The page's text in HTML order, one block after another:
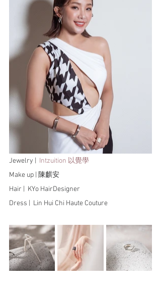
Jewelry | Intzuition 以覺學
Make up | 陳麒安
Hair |  KYo HairDesigner
Dress |  Lin Hui Chi Haute Couture